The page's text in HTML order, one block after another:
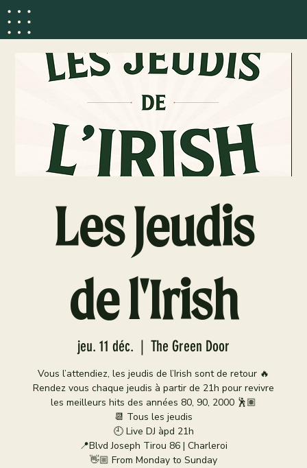
Les Jeudis
de l'Irish
jeu. 11 déc.
  |
The Green Door
Vous l’attendiez, les jeudis de l’Irish sont de retour 🔥
Rendez vous chaque jeudis à partir de 21h pour revivre
les meilleurs hits des années 80, 90, 2000 🕺🏽
📆 Tous les jeudis
🕘 Live DJ àpd 21h
📍Blvd Joseph Tirou 86 | Charleroi
👋🏼 From Monday to Sunday